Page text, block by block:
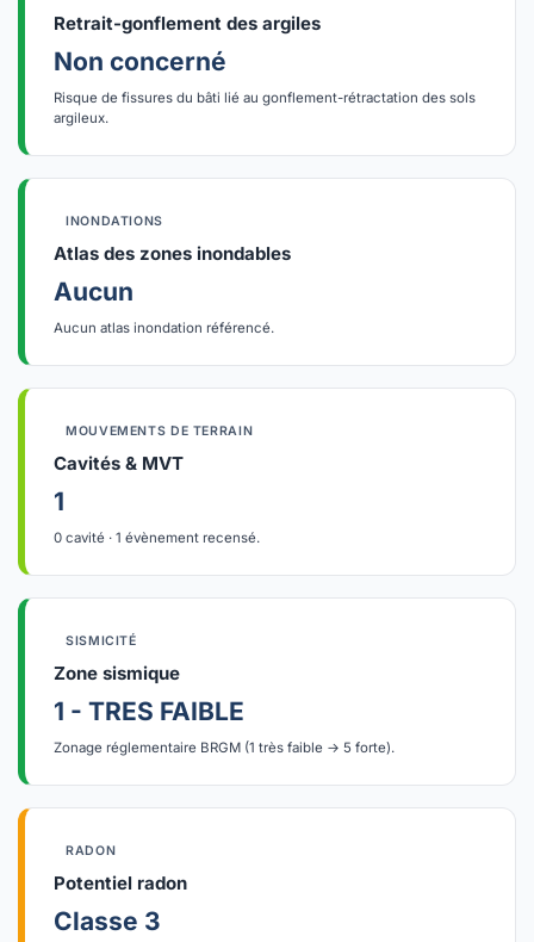
Retrait-gonflement des argiles
Non concerné
Risque de fissures du bâti lié au gonflement-rétractation des sols
argileux.
INONDATIONS
Atlas des zones inondables
Aucun
Aucun atlas inondation référencé.
MOUVEMENTS DE TERRAIN
Cavités & MVT
1
0 cavité · 1 évènement recensé.
SISMICITÉ
Zone sismique
1 - TRES FAIBLE
Zonage réglementaire BRGM (1 très faible → 5 forte).
RADON
Potentiel radon
Classe 3